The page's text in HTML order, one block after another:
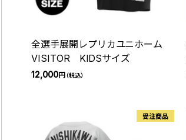
全選手展開レプリカユニホーム
VISITOR KIDSサイズ
12,000円（税込）
受注商品